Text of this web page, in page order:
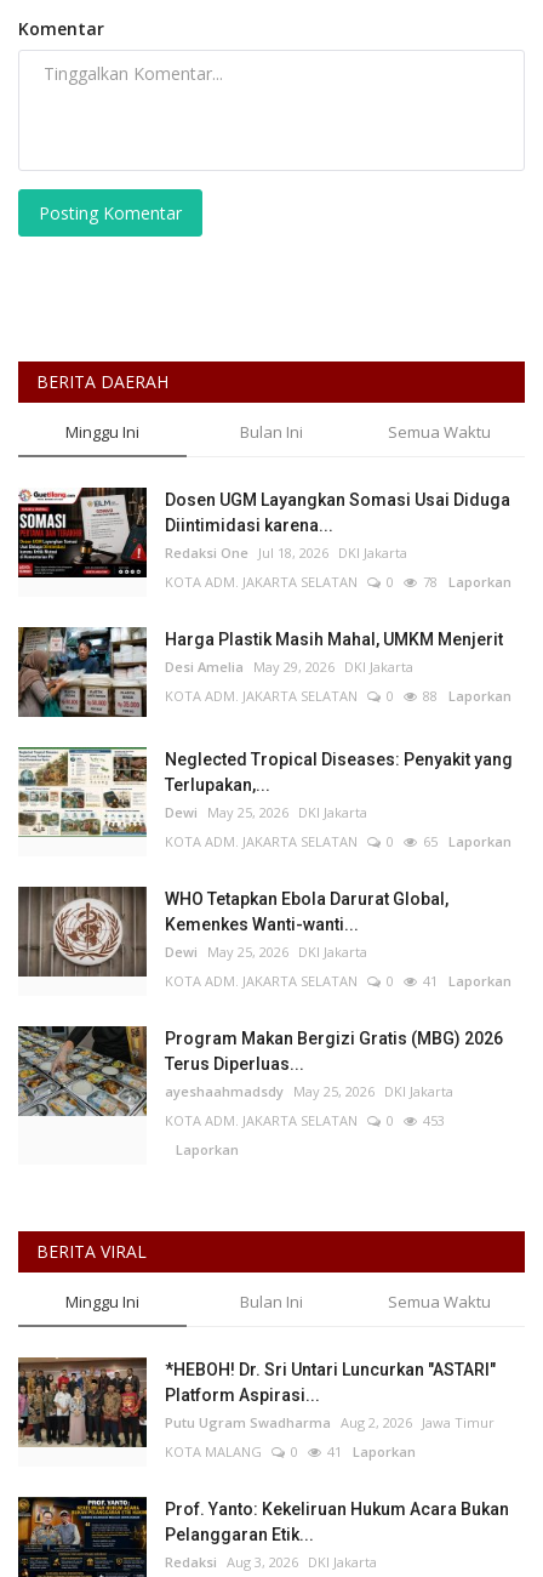
Komentar
Posting Komentar
BERITA DAERAH
Minggu Ini Bulan Ini Semua Waktu
Dosen UGM Layangkan Somasi Usai Diduga
Diintimidasi karena...
Redaksi One Jul 18, 2026 DKI Jakarta
KOTA ADM. JAKARTA SELATAN
0 78 Laporkan
Harga Plastik Masih Mahal, UMKM Menjerit
Desi Amelia May 29, 2026 DKI Jakarta
KOTA ADM. JAKARTA SELATAN
0 88 Laporkan
Neglected Tropical Diseases: Penyakit yang
Terlupakan,...
Dewi May 25, 2026 DKI Jakarta
KOTA ADM. JAKARTA SELATAN
0 65 Laporkan
WHO Tetapkan Ebola Darurat Global,
Kemenkes Wanti-wanti...
Dewi May 25, 2026 DKI Jakarta
KOTA ADM. JAKARTA SELATAN
0 41 Laporkan
Program Makan Bergizi Gratis (MBG) 2026
Terus Diperluas...
ayeshaahmadsdy May 25, 2026 DKI Jakarta
KOTA ADM. JAKARTA SELATAN
0
453
Laporkan
BERITA VIRAL
Minggu Ini Bulan Ini Semua Waktu
*HEBOH! Dr. Sri Untari Luncurkan "ASTARI"
Platform Aspirasi...
Putu Ugram Swadharma Aug 2, 2026 Jawa Timur
KOTA MALANG
0 41 Laporkan
Prof. Yanto: Kekeliruan Hukum Acara Bukan
Pelanggaran Etik...
Redaksi Aug 3, 2026 DKI Jakarta